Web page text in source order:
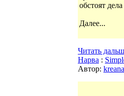
обстоят
Далее...
Читать
Нарва :
Автор: kreana